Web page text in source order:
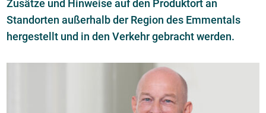
Zusätze und Hinweise auf den Produktort an
Standorten außerhalb der Region des Emmentals
hergestellt und in den Verkehr gebracht werden.